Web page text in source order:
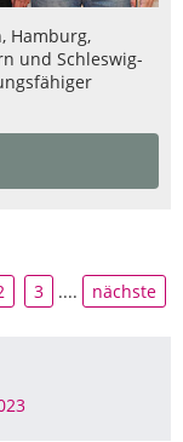
Hamburg,
und Schleswig-
3 .... nächste